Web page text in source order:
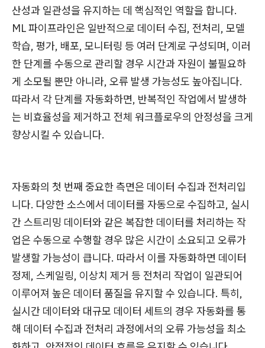
산성과 일관성을 유지하는 데 핵심적인 역할을 합니다.
ML 파이프라인은 일반적으로 데이터 수집, 전처리, 모델
학습, 평가, 배포, 모니터링 등 여러 단계로 구성되며, 이러
한 단계를 수동으로 관리할 경우 시간과 자원이 불필요하
게 소모될 뿐만 아니라, 오류 발생 가능성도 높아집니다.
따라서 각 단계를 자동화하면, 반복적인 작업에서 발생하
는 비효율성을 제거하고 전체 워크플로우의 안정성을 크게
향상시킬 수 있습니다.
자동화의 첫 번째 중요한 측면은 데이터 수집과 전처리입
니다. 다양한 소스에서 데이터를 자동으로 수집하고, 실시
간 스트리밍 데이터와 같은 복잡한 데이터를 처리하는 작
업은 수동으로 수행할 경우 많은 시간이 소요되고 오류가
발생할 가능성이 큽니다. 따라서 이를 자동화하면 데이터
정제, 스케일링, 이상치 제거 등 전처리 작업이 일관되어
이루어져 높은 데이터 품질을 유지할 수 있습니다. 특히,
실시간 데이터와 대규모 데이터 세트의 경우 자동화를 통
해 데이터 수집과 전처리 과정에서의 오류 가능성을 최소